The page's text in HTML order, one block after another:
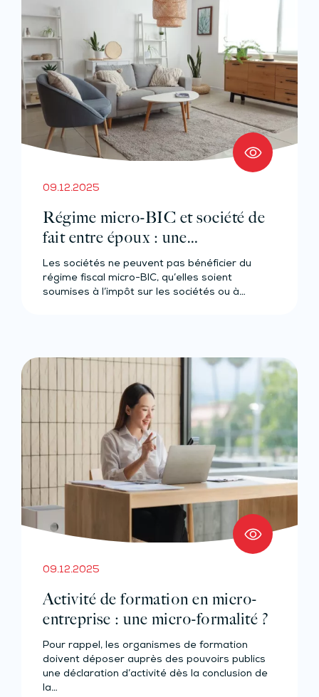
09.12.2025
Régime micro-BIC et société de
fait entre époux : une
cohabitation complexe
Les sociétés ne peuvent pas bénéficier du
régime fiscal micro-BIC, qu’elles soient
soumises à l’impôt sur les sociétés ou à…
09.12.2025
Activité de formation en micro-
entreprise : une micro-formalité ?
Pour rappel, les organismes de formation
doivent déposer auprès des pouvoirs publics
une déclaration d’activité dès la conclusion de
la…